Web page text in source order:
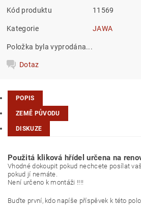
Kód produktu 11569
Kategorie JAWA
Položka byla vyprodána...
Dotaz
POPIS
ZEMĚ PŮVODU
DISKUZE
Použitá kliková hřídel určena na
Vhodné dokoupit pokud nechcete posílat
pokud jí nemáte.
Není určeno k montáži !!!!
Buďte první, kdo napíše příspěvek k této